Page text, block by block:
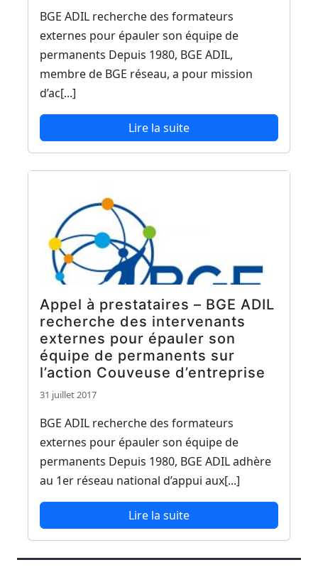
BGE ADIL recherche des formateurs
externes pour épauler son équipe de
permanents Depuis 1980, BGE ADIL,
membre de BGE réseau, a pour mission
d’ac[...]
Lire la suite
Appel à prestataires – BGE ADIL
recherche des intervenants
externes pour épauler son
équipe de permanents sur
l’action Couveuse d’entreprise
31 juillet 2017
BGE ADIL recherche des formateurs
externes pour épauler son équipe de
permanents Depuis 1980, BGE ADIL adhère
au 1er réseau national d’appui aux[...]
Lire la suite